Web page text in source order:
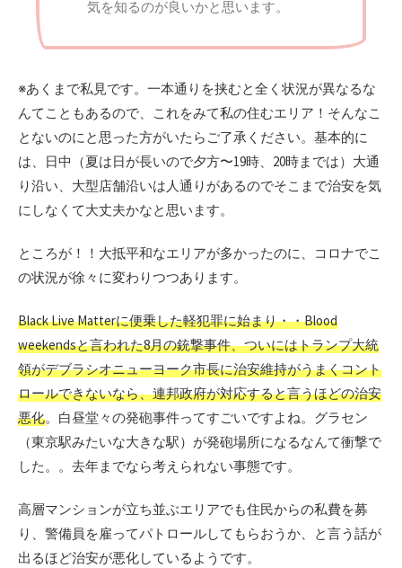
気を知るのが良いかと思います。
※あくまで私見です。一本通りを挟むと全く状況が異なるな
んてこともあるので、これをみて私の住むエリア！そんなこ
とないのにと思った方がいたらご了承ください。基本的に
は、日中（夏は日が長いので夕方〜19時、20時までは）大通
り沿い、大型店舗沿いは人通りがあるのでそこまで治安を気
にしなくて大丈夫かなと思います。
ところが！！大抵平和なエリアが多かったのに、コロナでこ
の状況が徐々に変わりつつあります。
Black Live Matterに便乗した軽犯罪に始まり・・Blood
weekendsと言われた8月の銃撃事件、ついにはトランプ大統
領がデブラシオニューヨーク市長に治安維持がうまくコント
ロールできないなら、連邦政府が対応すると言うほどの治安
悪化。白昼堂々の発砲事件ってすごいですよね。グラセン
（東京駅みたいな大きな駅）が発砲場所になるなんて衝撃で
した。。去年までなら考えられない事態です。
高層マンションが立ち並ぶエリアでも住民からの私費を募
り、警備員を雇ってパトロールしてもらおうか、と言う話が
出るほど治安が悪化しているようです。